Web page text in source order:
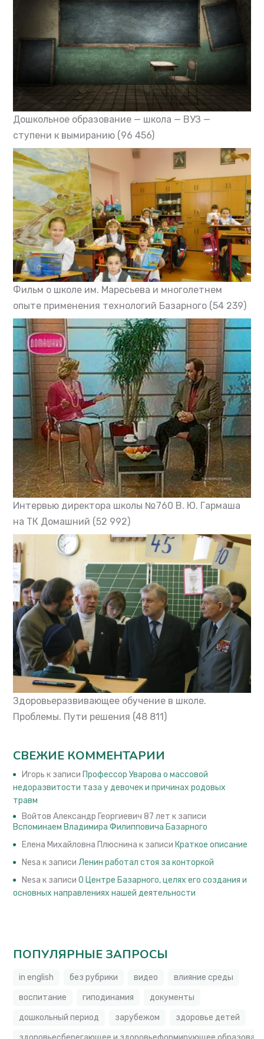
Дошкольное образование — школа — ВУЗ —
ступени к вымиранию (96 456)
Фильм о школе им. Маресьева и многолетнем
опыте применения технологий Базарного (54 239)
Интервью директора школы №760 В. Ю. Гармаша
на ТК Домашний (52 992)
Здоровьеразвивающее обучение в школе.
Проблемы. Пути решения (48 811)
СВЕЖИЕ КОММЕНТАРИИ
Игорь к записи Профессор Уварова о массовой
недоразвитости таза у девочек и причинах родовых
травм
Войтов Александр Георгиевич 87 лет к записи
Вспоминаем Владимира Филипповича Базарного
Елена Михайловна Плюснина к записи Краткое описание
Nesa к записиЛенин работал стоя за конторкой
Nesa к записиО Центре Базарного, целях его создания и
основных направлениях нашей деятельности
ПОПУЛЯРНЫЕ ЗАПРОСЫ
in english без рубрики видео
влияние среды
воспитание
гиподинамия
документы
дошкольный период
зарубежом
здоровье детей